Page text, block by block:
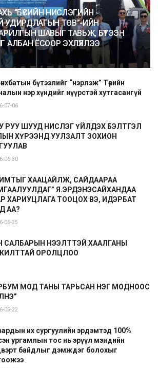
“БҮСИЙН НИСЛЭГИЙН
УДИРДЛАГЫН ТӨВ”-ИЙН
ШАВЫГ ТАВЬЖ, БҮТЭЭН
АЛБАН ЁСООР ЭХЛҮҮЛЛЭЭ
бүтээлийг “нэрлэж” Төрийн
нэр хүндийг нүүрстэй хутгасангүй
07-06
РУУ ШУУД НИСЛЭГ ҮЙЛДЭХ БЭЛТГЭЛ
ХҮРЭЭНД УУЛЗАЛТ ЗОХИОН
06-30
ХААЦАЙЛЖ, САЙДААРАА
Я.ЭРДЭНЭСАЙХАНДАА
ХАРИУЦЛАГА ТООЦОХ ВЭ, ИДЭРБАТ
АА?
06-25
САЛБАРЫН НЭЭЛТТЭЙ ХААЛГАНЫ
ОРОЛЦЛОО
МОД ТАНЫ ТАРЬСАН НЭГ МОДНООС
05-22
их сургуулийн эрдэмтэд 100%
ургамлын тос нь эрүүл мэндийн
байдлыг дэмждэг болохыг